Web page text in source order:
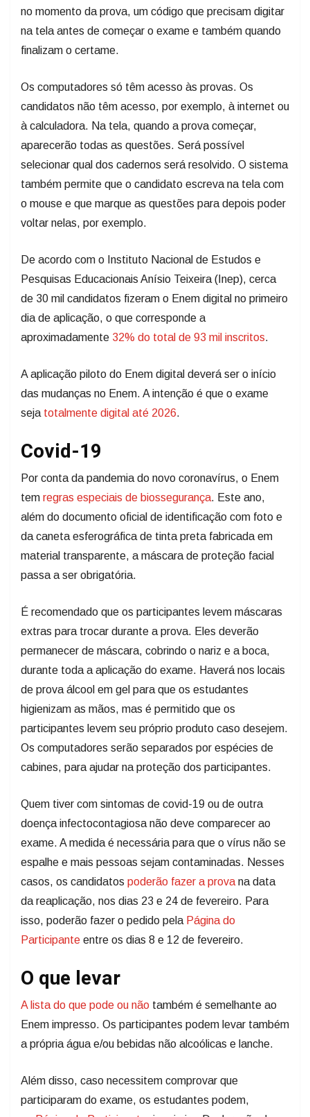
no momento da prova, um código que precisam digitar
na tela antes de começar o exame e também quando
finalizam o certame.
Os computadores só têm acesso às provas. Os
candidatos não têm acesso, por exemplo, à internet ou
à calculadora. Na tela, quando a prova começar,
aparecerão todas as questões. Será possível
selecionar qual dos cadernos será resolvido. O sistema
também permite que o candidato escreva na tela com
o mouse e que marque as questões para depois poder
voltar nelas, por exemplo.
De acordo com o Instituto Nacional de Estudos e
Pesquisas Educacionais Anísio Teixeira (Inep), cerca
de 30 mil candidatos fizeram o Enem digital no primeiro
dia de aplicação, o que corresponde a
aproximadamente 32% do total de 93 mil inscritos.
A aplicação piloto do Enem digital deverá ser o início
das mudanças no Enem. A intenção é que o exame
seja totalmente digital até 2026.
Covid-19
Por conta da pandemia do novo coronavírus, o Enem
tem regras especiais de biossegurança. Este ano,
além do documento oficial de identificação com foto e
da caneta esferográfica de tinta preta fabricada em
material transparente, a máscara de proteção facial
passa a ser obrigatória.
É recomendado que os participantes levem máscaras
extras para trocar durante a prova. Eles deverão
permanecer de máscara, cobrindo o nariz e a boca,
durante toda a aplicação do exame. Haverá nos locais
de prova álcool em gel para que os estudantes
higienizam as mãos, mas é permitido que os
participantes levem seu próprio produto caso desejem.
Os computadores serão separados por espécies de
cabines, para ajudar na proteção dos participantes.
Quem tiver com sintomas de covid-19 ou de outra
doença infectocontagiosa não deve comparecer ao
exame. A medida é necessária para que o vírus não se
espalhe e mais pessoas sejam contaminadas. Nesses
casos, os candidatos poderão fazer a provana data
da reaplicação, nos dias 23 e 24 de fevereiro. Para
isso, poderão fazer o pedido pela Página do
Participante entre os dias 8 e 12 de fevereiro.
O que levar
A lista do que pode ou não também é semelhante ao
Enem impresso. Os participantes podem levar também
a própria água e/ou bebidas não alcoólicas e lanche.
Além disso, caso necessitem comprovar que
participaram do exame, os estudantes podem,